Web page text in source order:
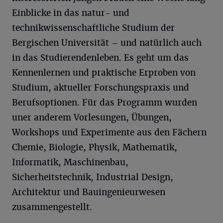
Einblicke in das natur- und
technikwissenschaftliche Studium der
Bergischen Universität – und natürlich auch
in das Studierendenleben. Es geht um das
Kennenlernen und praktische Erproben von
Studium, aktueller Forschungspraxis und
Berufsoptionen. Für das Programm wurden
uner anderem Vorlesungen, Übungen,
Workshops und Experimente aus den Fächern
Chemie, Biologie, Physik, Mathematik,
Informatik, Maschinenbau,
Sicherheitstechnik, Industrial Design,
Architektur und Bauingenieurwesen
zusammengestellt.